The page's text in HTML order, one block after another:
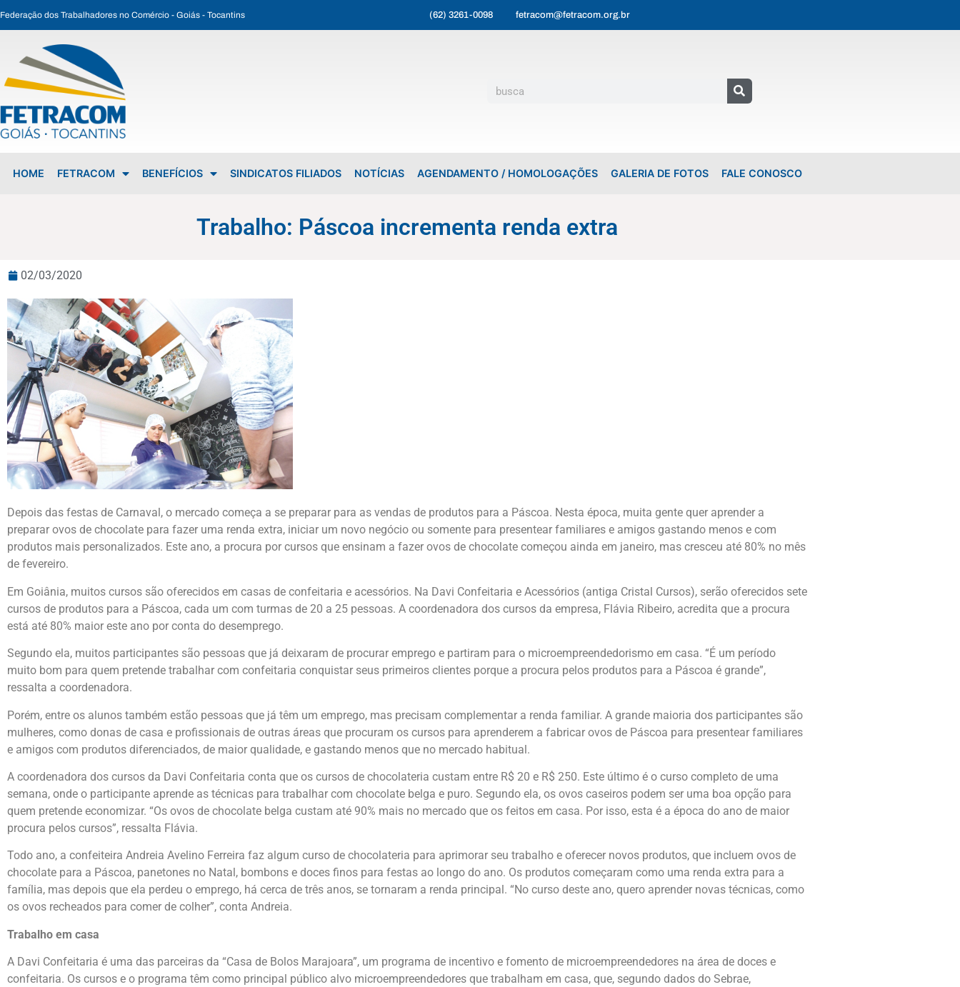
Federação dos Trabalhadores no Comércio - Goiás - Tocantins (62) 3261-0098 fetracom@fetracom.org.br
HOME FETRACOM BENEFÍCIOS SINDICATOS FILIADOS NOTÍCIAS AGENDAMENTO / HOMOLOGAÇÕES GALERIA DE FOTOS FALE CONOSCO
Trabalho: Páscoa incrementa renda extra
02/03/2020
Depois das festas de Carnaval, o mercado começa a se preparar para as vendas de produtos para a Páscoa. Nesta época, muita gente quer aprender a
preparar ovos de chocolate para fazer uma renda extra, iniciar um novo negócio ou somente para presentear familiares e amigos gastando menos e com
produtos mais personalizados. Este ano, a procura por cursos que ensinam a fazer ovos de chocolate começou ainda em janeiro, mas cresceu até 80% no mês
de fevereiro.
Em Goiânia, muitos cursos são oferecidos em casas de confeitaria e acessórios. Na Davi Confeitaria e Acessórios (antiga Cristal Cursos), serão oferecidos sete
cursos de produtos para a Páscoa, cada um com turmas de 20 a 25 pessoas. A coordenadora dos cursos da empresa, Flávia Ribeiro, acredita que a procura
está até 80% maior este ano por conta do desemprego.
Segundo ela, muitos participantes são pessoas que já deixaram de procurar emprego e partiram para o microempreendedorismo em casa. “É um período
muito bom para quem pretende trabalhar com confeitaria conquistar seus primeiros clientes porque a procura pelos produtos para a Páscoa é grande”,
ressalta a coordenadora.
Porém, entre os alunos também estão pessoas que já têm um emprego, mas precisam complementar a renda familiar. A grande maioria dos participantes são
mulheres, como donas de casa e profissionais de outras áreas que procuram os cursos para aprenderem a fabricar ovos de Páscoa para presentear familiares
e amigos com produtos diferenciados, de maior qualidade, e gastando menos que no mercado habitual.
A coordenadora dos cursos da Davi Confeitaria conta que os cursos de chocolateria custam entre R$ 20 e R$ 250. Este último é o curso completo de uma
semana, onde o participante aprende as técnicas para trabalhar com chocolate belga e puro. Segundo ela, os ovos caseiros podem ser uma boa opção para
quem pretende economizar. “Os ovos de chocolate belga custam até 90% mais no mercado que os feitos em casa. Por isso, esta é a época do ano de maior
procura pelos cursos”, ressalta Flávia.
Todo ano, a confeiteira Andreia Avelino Ferreira faz algum curso de chocolateria para aprimorar seu trabalho e oferecer novos produtos, que incluem ovos de
chocolate para a Páscoa, panetones no Natal, bombons e doces finos para festas ao longo do ano. Os produtos começaram como uma renda extra para a
família, mas depois que ela perdeu o emprego, há cerca de três anos, se tornaram a renda principal. “No curso deste ano, quero aprender novas técnicas, como
os ovos recheados para comer de colher”, conta Andreia.
Trabalho em casa
A Davi Confeitaria é uma das parceiras da “Casa de Bolos Marajoara”, um programa de incentivo e fomento de microempreendedores na área de doces e
confeitaria. Os cursos e o programa têm como principal público alvo microempreendedores que trabalham em casa, que, segundo dados do Sebrae,